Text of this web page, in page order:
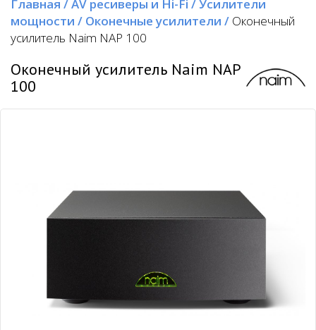
Главная /AV ресиверы и Hi-Fi /Усилители
мощности / Оконечные усилители / Оконечный
усилитель Naim NAP 100
Оконечный усилитель Naim NAP
100